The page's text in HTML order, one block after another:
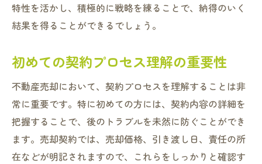
特性を活かし、積極的に戦略を練ることで、納得のいく
結果を得ることができるでしょう。
初めての契約プロセス理解の重要性
不動産売却において、契約プロセスを理解することは非
常に重要です。特に初めての方には、契約内容の詳細を
把握することで、後のトラブルを未然に防ぐことができ
ます。売却契約では、売却価格、引き渡し日、責任の所
在などが明記されますので、これらをしっかりと確認す